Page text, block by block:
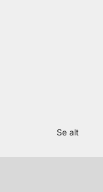
Se alt